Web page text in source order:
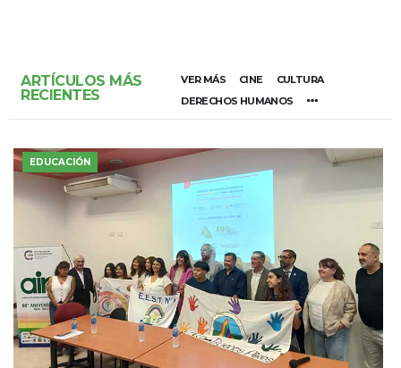
ARTÍCULOS MÁS
RECIENTES
VER MÁS CINE
CULTURA
DERECHOS HUMANOS
EDUCACIÓN